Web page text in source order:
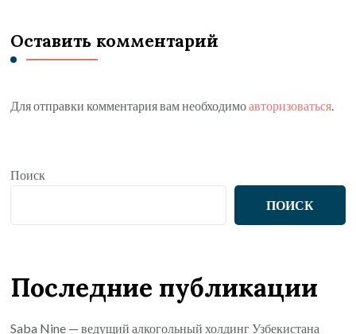
Оставить комментарий
Для отправки комментария вам необходимоавторизоваться.
Поиск
ПОИСК
Последние публикации
Saba Nine — ведущий алкогольный холдинг Узбекистана